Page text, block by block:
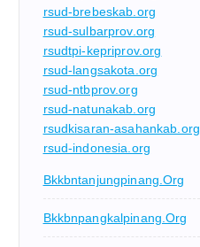
rsud-brebeskab.org
rsud-sulbarprov.org
rsudtpi-kepriprov.org
rsud-langsakota.org
rsud-ntbprov.org
rsud-natunakab.org
rsudkisaran-asahankab.org
rsud-indonesia.org
Bkkbntanjungpinang.org
Bkkbnpangkalpinang.org